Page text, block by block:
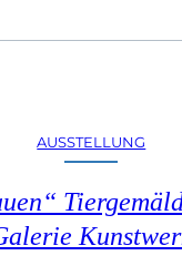
E
S
C
H
AUSSTELLUNG